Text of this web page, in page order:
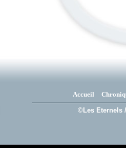
Accueil
©Les Eternels